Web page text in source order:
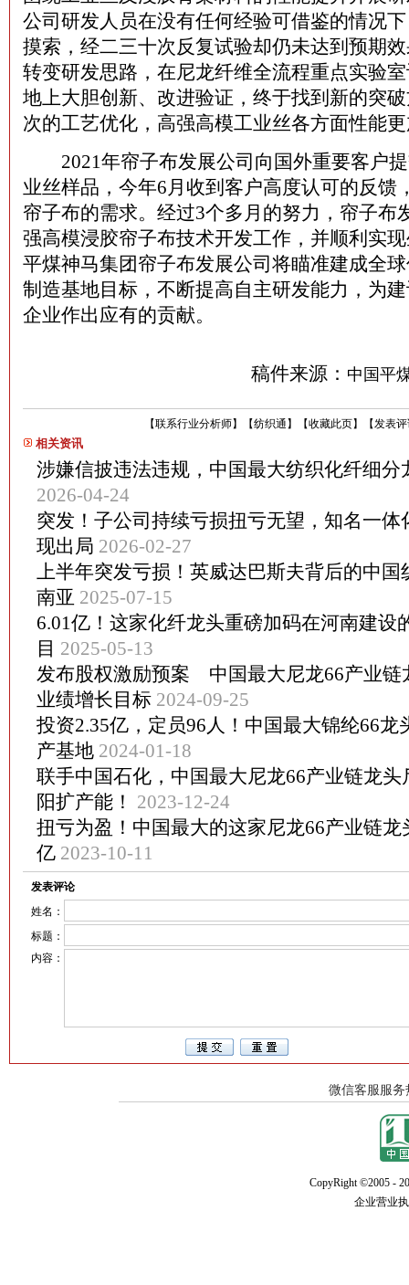
公司研发人员在没有任何经验可借鉴的情况
摸索，经二三十次反复试验却仍未达到预期
转变研发思路，在尼龙纤维全流程重点实验
地上大胆创新、改进验证，终于找到新的突
次的工艺优化，高强高模工业丝各方面性能
2021年帘子布发展公司向国外重要客户提
业丝样品，今年6月收到客户高度认可的反馈
帘子布的需求。经过3个多月的努力，帘子布
强高模浸胶帘子布技术开发工作，并顺利实
平煤神马集团帘子布发展公司将瞄准建成全
制造基地目标，不断提高自主研发能力，为
企业作出应有的贡献。
稿件来源： 中国平
【发表
【收藏此页】
【纺织通 】
【联系行业分析师】
相关资讯
涉嫌信披违法违规，中国最大纺织化纤细分
2026-04-24
突发！子公司持续亏损扭亏无望，知名一体
现出局 2026-02-27
上半年突发亏损！英威达巴斯夫背后的中国
南亚 2025-07-15
6.01亿！这家化纤龙头重磅加码在河南建设
目 2025-05-13
发布股权激励预案 中国最大尼龙66产业链
业绩增长目标 2024-09-25
投资2.35亿，定员96人！中国最大锦纶66龙
产基地 2024-01-18
联手中国石化，中国最大尼龙66产业链龙头
阳扩产能！
2023-12-24
扭亏为盈！中国最大的这家尼龙66产业链龙
亿 2023-10-11
发表评论
姓名：
标题：
内容：
CopyRight ©2005 -
企业营业